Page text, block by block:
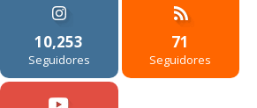
10,253
Seguidores
71
Seguidores